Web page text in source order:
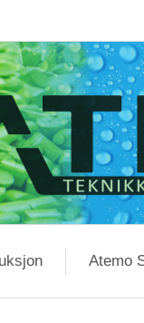
Atemo